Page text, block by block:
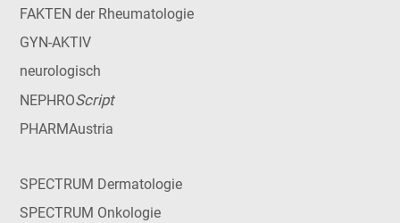
FAKTEN der Rheumatologie
GYN-AKTIV
neurologisch
NEPHROScript
PHARMAustria
SPECTRUM Dermatologie
SPECTRUM Onkologie